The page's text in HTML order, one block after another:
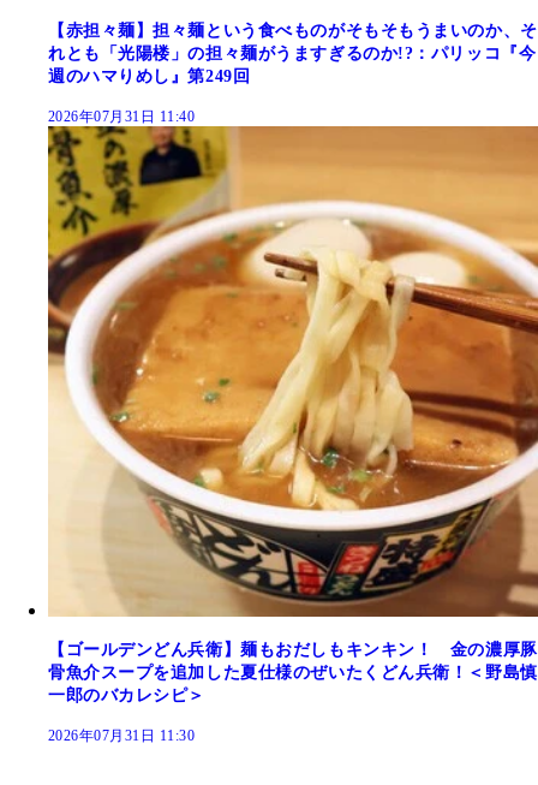
【赤担々麺】担々麺という食べものがそもそもうまいのか、そ
れとも「光陽楼」の担々麺がうますぎるのか!?：パリッコ『今
週のハマりめし』第249回
2026年07月31日 11:40
【ゴールデンどん兵衛】麺もおだしもキンキン！ 金の濃厚豚
骨魚介スープを追加した夏仕様のぜいたくどん兵衛！＜野島慎
一郎のバカレシピ＞
2026年07月31日 11:30